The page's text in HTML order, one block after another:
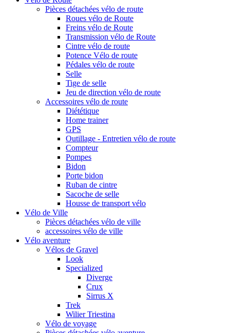
Pièces détachées vélo de route
Roues vélo de Route
Freins vélo de Route
Transmission vélo de Route
Cintre vélo de route
Potence Vélo de route
Pédales vélo de route
Selle
Tige de selle
Jeu de direction vélo de route
Accessoires vélo de route
Diététique
Home trainer
GPS
Outillage - Entretien vélo de route
Compteur
Pompes
Bidon
Porte bidon
Ruban de cintre
Sacoche de selle
Housse de transport vélo
Vélo de Ville
Pièces détachées vélo de ville
accessoires vélo de ville
Vélo aventure
Vélos de Gravel
Look
Specialized
Diverge
Crux
Sirrus X
Trek
Wilier Triestina
Vélo de voyage